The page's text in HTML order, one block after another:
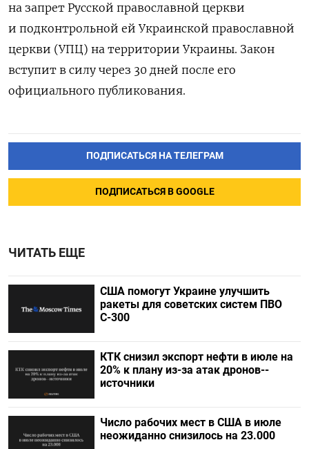
на запрет Русской православной церкви
и подконтрольной ей Украинской православной
церкви (УПЦ) на территории Украины. Закон
вступит в силу через 30 дней после его
официального публикования.
ПОДПИСАТЬСЯ НА ТЕЛЕГРАМ
ПОДПИСАТЬСЯ В GOOGLE
ЧИТАТЬ ЕЩЕ
США помогут Украине улучшить
ракеты для советских систем ПВО
С-300
КТК снизил экспорт нефти в июле на
20% к плану из-за атак дронов--
источники
Число рабочих мест в США в июле
неожиданно снизилось на 23.000